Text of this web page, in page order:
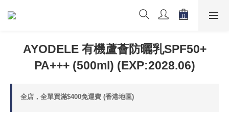
AYODELE 有機蘆薈防曬乳SPF50+
PA+++ (500ml) (EXP:2028.06)
全店，全單買滿$400免運費 (香港地區)